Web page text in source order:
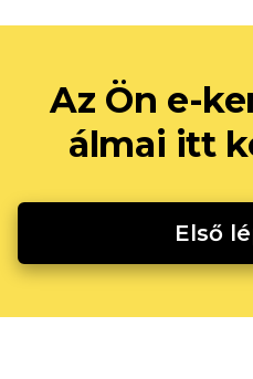
Az Ön e-
álmai itt
Első